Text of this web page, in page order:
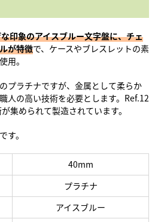
印象のアイスブルー文字盤に、チェ
が特徴で、ケースやブレスレットの素
用。
プラチナですが、金属として柔らか
人の高い技術を必要とします。Ref.12
集められて製造されています。
す。
40mm
プラチナ
アイスブルー